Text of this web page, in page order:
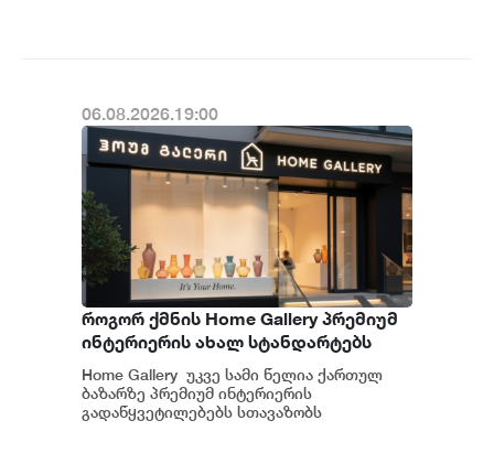
06.08.2026.19:00
როგორ ქმნის Home Gallery პრემიუმ
ინტერიერის ახალ სტანდარტებს
საქართველოში
Home Gallery უკვე სამი წელია ქართულ
ბაზარზე პრემიუმ ინტერიერის
გადაწყვეტილებებს სთავაზობს